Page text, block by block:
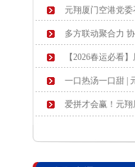
元翔厦门空港党
多方联动聚合力
【2026春运必看
一口热汤一口甜 |
爱拼才会赢！元